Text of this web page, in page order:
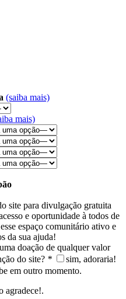
(saiba mais)
mais)
site para divulgação gratuita
e oportunidade à todos de
espaço comunitário ativo e
da sua ajuda!
doação de qualquer valor
do site? *
sim, adoraria!
em outro momento.
agradece!.